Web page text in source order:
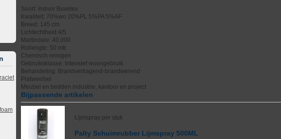
Soort: Indoor Buvetex
Kwaliteit: 70%wo 20%PL 5%PA 5%AF
Breed: 145 cm.
Lichtechtheid:4/5
Martindale: 40.000
Rollengte: 50 mtr.
Chemisch reinigen
Gebruiksklasse: Intensief woongebruik
Behandeling: Brandvertragend-brandwerend
Platweefsel
Meubel en bedden industrie, kantoor en project
Bijpassende artikelen
Lijmspray per stuk
Palty Schuimrubber Lijmspray 500ML